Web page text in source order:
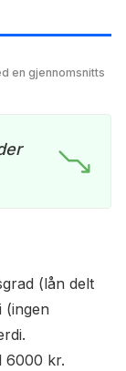
en gjennomsnitts
(lån delt
(ingen
6000 kr.